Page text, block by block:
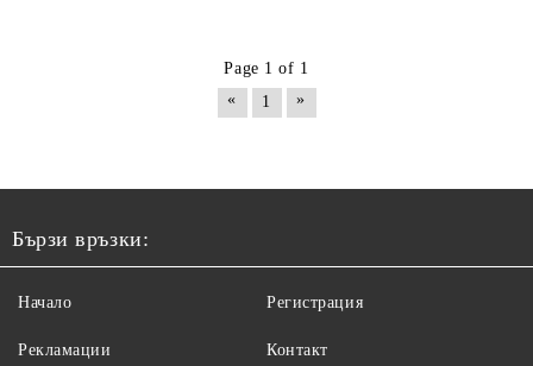
Page 1 of 1
«
1 »
Бързи връзки:
Начало
Рекламации
Регистрация
Контакт